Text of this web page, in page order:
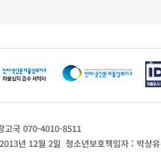
고국 070-4010-8511
년 12월 2일 청소년보호책임자 : 박상유